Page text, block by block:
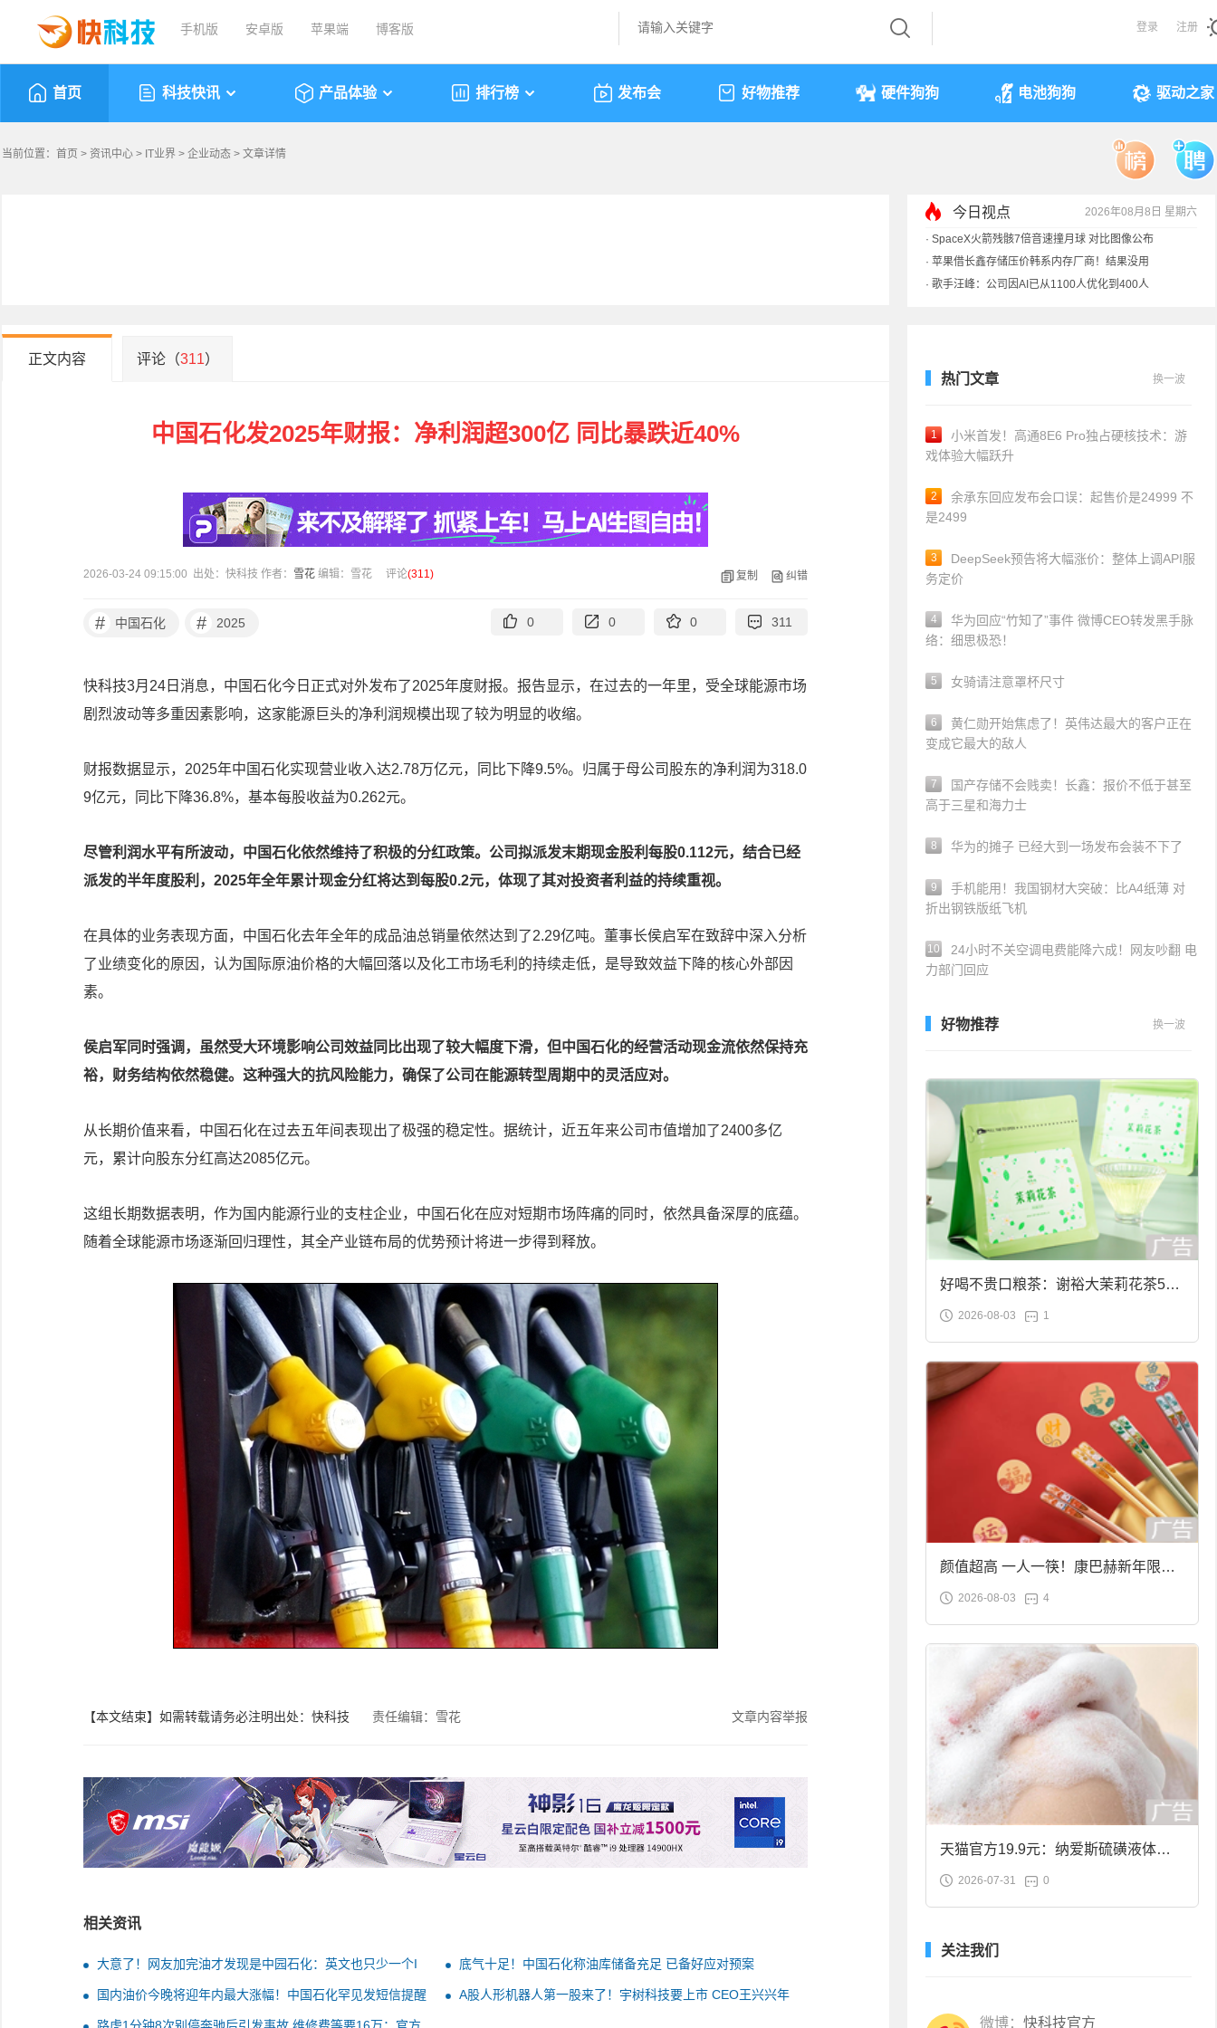
手机版 安卓版 苹果端 博客版 登录 注册
首页 科技快讯 产品体验 排行榜 发布会 好物推荐 硬件狗狗 电池狗狗 驱动之家
当前位置： 首页 > 资讯中心 > IT业界 > 企业动态 > 文章详情
今日视点 2026年08月8日 星期六
· SpaceX火箭残骸7倍音速撞月球 对比图像公布
· 苹果借长鑫存储压价韩系内存厂商！结果没用
· 歌手汪峰：公司因AI已从1100人优化到400人
正文内容 评论（311）
中国石化发2025年财报：净利润超300亿 同比暴跌近40%
2026-03-24 09:15:00 出处：快科技 作者： 雪花 编辑：雪花 评论(311) 复制 纠错
# 中国石化 # 2025 0 0 0 311
快科技3月24日消息，中国石化今日正式对外发布了2025年度财报。报告显示，在过去的一年里，受全球能源市场
剧烈波动等多重因素影响，这家能源巨头的净利润规模出现了较为明显的收缩。
财报数据显示，2025年中国石化实现营业收入达2.78万亿元，同比下降9.5%。归属于母公司股东的净利润为318.0
9亿元，同比下降36.8%，基本每股收益为0.262元。
尽管利润水平有所波动，中国石化依然维持了积极的分红政策。公司拟派发末期现金股利每股0.112元，结合已经
派发的半年度股利，2025年全年累计现金分红将达到每股0.2元，体现了其对投资者利益的持续重视。
在具体的业务表现方面，中国石化去年全年的成品油总销量依然达到了2.29亿吨。董事长侯启军在致辞中深入分析
了业绩变化的原因，认为国际原油价格的大幅回落以及化工市场毛利的持续走低，是导致效益下降的核心外部因
素。
侯启军同时强调，虽然受大环境影响公司效益同比出现了较大幅度下滑，但中国石化的经营活动现金流依然保持充
裕，财务结构依然稳健。这种强大的抗风险能力，确保了公司在能源转型周期中的灵活应对。
从长期价值来看，中国石化在过去五年间表现出了极强的稳定性。据统计，近五年来公司市值增加了2400多亿
元，累计向股东分红高达2085亿元。
这组长期数据表明，作为国内能源行业的支柱企业，中国石化在应对短期市场阵痛的同时，依然具备深厚的底蕴。
随着全球能源市场逐渐回归理性，其全产业链布局的优势预计将进一步得到释放。
【本文结束】如需转载请务必注明出处：快科技 责任编辑：雪花 文章内容举报
相关资讯
大意了！网友加完油才发现是中园石化：英文也只少一个I 底气十足！中国石化称油库储备充足 已备好应对预案
国内油价今晚将迎年内最大涨幅！中国石化罕见发短信提醒
错峰加油
A股人形机器人第一股来了！宇树科技要上市 CEO王兴兴年
热门文章 换一波
1
小米首发！高通8E6 Pro独占硬核技术：游
戏体验大幅跃升
2
余承东回应发布会口误：起售价是24999 不
是2499
3
DeepSeek预告将大幅涨价：整体上调API服
务定价
4
华为回应“竹知了”事件 微博CEO转发黑手脉
络：细思极恐！
5 女骑请注意罩杯尺寸
6
黄仁勋开始焦虑了！英伟达最大的客户正在
变成它最大的敌人
7
国产存储不会贱卖！长鑫：报价不低于甚至
高于三星和海力士
8 华为的摊子 已经大到一场发布会装不下了
9
手机能用！我国钢材大突破：比A4纸薄 对
折出钢铁版纸飞机
10
24小时不关空调电费能降六成！网友吵翻 电
力部门回应
好物推荐 换一波
好喝不贵口粮茶：谢裕大茉莉花茶50g
袋装9.9元到手
2026-08-03 1
颜值超高 一人一筷！康巴赫新年限定
合金筷子大促：19.9元
2026-08-03 4
天猫官方19.9元：纳爱斯硫磺液体香
皂2斤大促
2026-07-31 0
关注我们
微博： 快科技官方